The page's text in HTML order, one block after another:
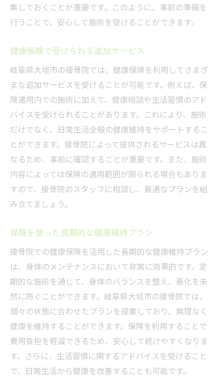
集しておくことが重要です。このように、事前の準備を
行うことで、安心して施術を受けることができます。
健康保険で受けられる追加サービス
岐阜県大垣市の接骨院では、健康保険を利用してさまざ
まな追加サービスを受けることが可能です。例えば、保
険適用内での施術に加えて、健康相談や生活習慣のアド
バイスを受けられることがあります。これにより、施術
だけでなく、日常生活全般の健康維持をサポートするこ
とができます。接骨院によって提供されるサービスは異
なるため、事前に確認することが重要です。また、施術
内容によっては保険の適用範囲が限られる場合もありま
すので、接骨院のスタッフに相談し、最適なプランを組
み立てましょう。
保険を使った長期的な健康維持プラン
接骨院での健康保険を活用した長期的な健康維持プラン
は、身体のメンテナンスにおいて非常に効果的です。定
期的な施術を通じて、身体のバランスを整え、悪化を未
然に防ぐことができます。岐阜県大垣市の接骨院では、
個々の状態に合わせたプランを提案しており、無理なく
健康を維持することができます。保険を利用することで
費用負担を軽減できるため、安心して続けやすくなりま
す。さらに、生活習慣に関するアドバイスを受けること
で、日常生活から健康を改善することも可能です。